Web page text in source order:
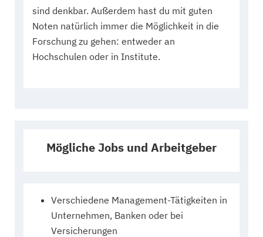
sind denkbar. Außerdem hast du mit guten
Noten natürlich immer die Möglichkeit in die
Forschung zu gehen: entweder an
Hochschulen oder in Institute.
Mögliche Jobs und Arbeitgeber
Verschiedene Management-Tätigkeiten in
Unternehmen, Banken oder bei
Versicherungen